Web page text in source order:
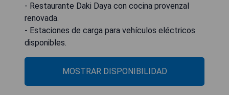
- Restaurante Daki Daya con cocina provenzal
renovada.
- Estaciones de carga para vehículos eléctricos
disponibles.
MOSTRAR DISPONIBILIDAD